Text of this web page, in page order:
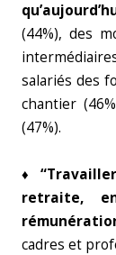
(44%), des
salariés des
chantier
(47%).
♦
retraite,
cadres et